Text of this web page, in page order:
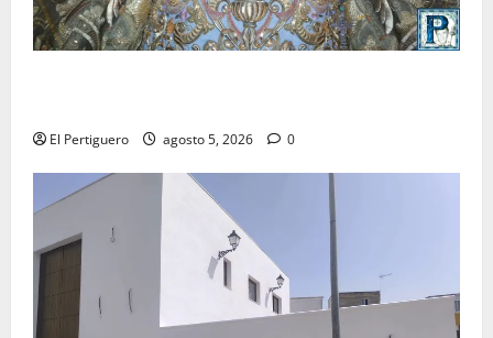
El Pertiguero agosto 5, 2026 0